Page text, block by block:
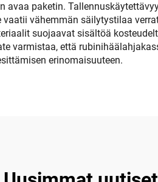
paketin.
vähemmän säilytystilaa
suojaavat sisältöä
varmistaa, että
erinomaisuuteen.